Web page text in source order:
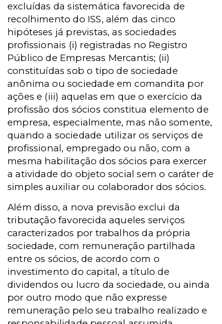
excluídas da sistemática favorecida de
recolhimento do ISS, além das cinco
hipóteses já previstas, as sociedades
profissionais (i) registradas no Registro
Público de Empresas Mercantis; (ii)
constituídas sob o tipo de sociedade
anônima ou sociedade em comandita por
ações e (iii) aquelas em que o exercício da
profissão dos sócios constitua elemento de
empresa, especialmente, mas não somente,
quando a sociedade utilizar os serviços de
profissional, empregado ou não, com a
mesma habilitação dos sócios para exercer
a atividade do objeto social sem o caráter de
simples auxiliar ou colaborador dos sócios.
Além disso, a nova previsão exclui da
tributação favorecida aqueles serviços
caracterizados por trabalhos da própria
sociedade, com remuneração partilhada
entre os sócios, de acordo com o
investimento do capital, a título de
dividendos ou lucro da sociedade, ou ainda
por outro modo que não expresse
remuneração pelo seu trabalho realizado e